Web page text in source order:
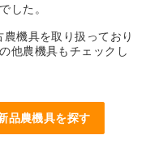
した。
機具を取り扱っており
他農機具もチェックし
品農機具を探す